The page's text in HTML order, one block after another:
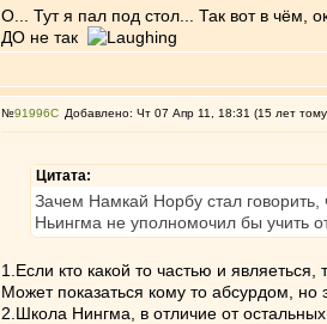
О... Тут я пал под стол... Так вот в чём,
ДО не так
№91996 Добавлено: Чт 07 Апр 11, 18:31 (15 лет
Цитата:
Зачем Намкай Норбу стал говорить,
Ньингма не уполномочил бы учить
1.Если кто какой то частью и
Может показаться кому то абсурдом, но
2.Школа Нингма, в отличие от